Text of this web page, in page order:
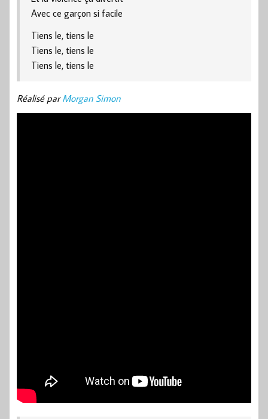
Avec ce garçon si facile
Tiens le, tiens le
Tiens le, tiens le
Tiens le, tiens le
Réalisé parMorgan Simon